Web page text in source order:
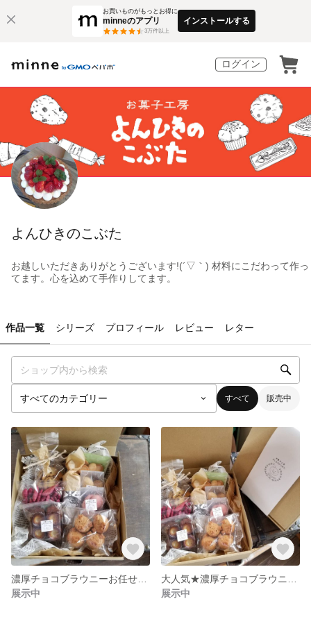
お買いものがもっとお得に
minneのアプリ
3万件以上
インストールする
ログイン
よんひきのこぶた
お越しいただきありがとうございます!(´▽｀) 材料にこだわって作っ
てます。心を込めて手作りしてます。
作品一覧 シリーズ プロフィール レビュー レター
すべて 販売中
展示中
展示中